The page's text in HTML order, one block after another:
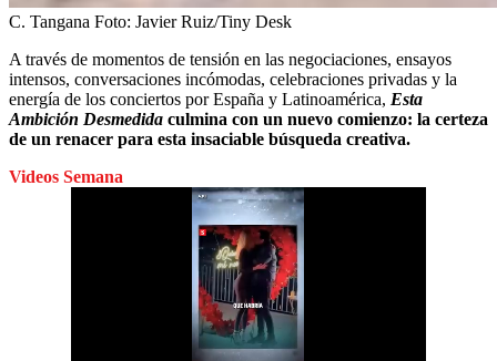
C. Tangana Foto: Javier Ruiz/Tiny Desk
A través de momentos de tensión en las negociaciones, ensayos
intensos, conversaciones incómodas, celebraciones privadas y la
energía de los conciertos por España y Latinoamérica, Esta
Ambición Desmedida culmina con un nuevo comienzo: la certeza
de un renacer para esta insaciable búsqueda creativa.
Videos Semana